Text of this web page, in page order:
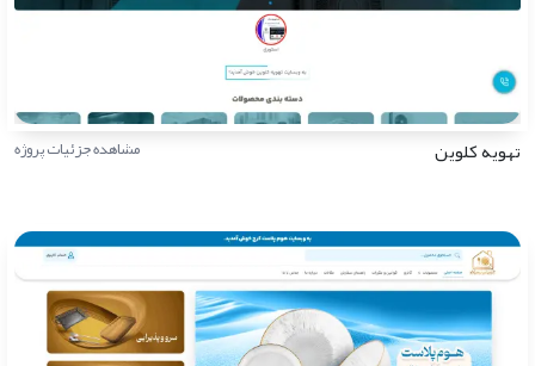
تهویه کلوین مشاهده جزئیات پروژه